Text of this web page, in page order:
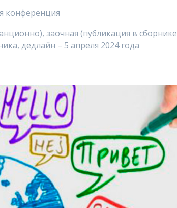
конференция
заочная (публикация в сборнике
дедлайн – 5 апреля 2024 года